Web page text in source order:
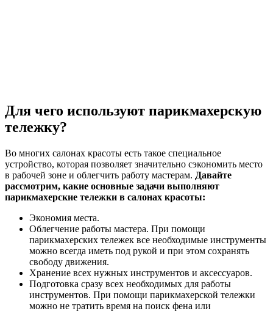
Для чего используют парикмахерскую
тележку?
Во многих салонах красоты есть такое специальное
устройство, которая позволяет значительно сэкономить место
в рабочей зоне и облегчить работу мастерам. Давайте
рассмотрим, какие основные задачи выполняют
парикмахерские тележки в салонах красоты:
Экономия места.
Облегчение работы мастера. При помощи
парикмахерских тележек все необходимые инструменты
можно всегда иметь под рукой и при этом сохранять
свободу движения.
Хранение всех нужных инструментов и аксессуаров.
Подготовка сразу всех необходимых для работы
инструментов. При помощи парикмахерской тележки
можно не тратить время на поиск фена или